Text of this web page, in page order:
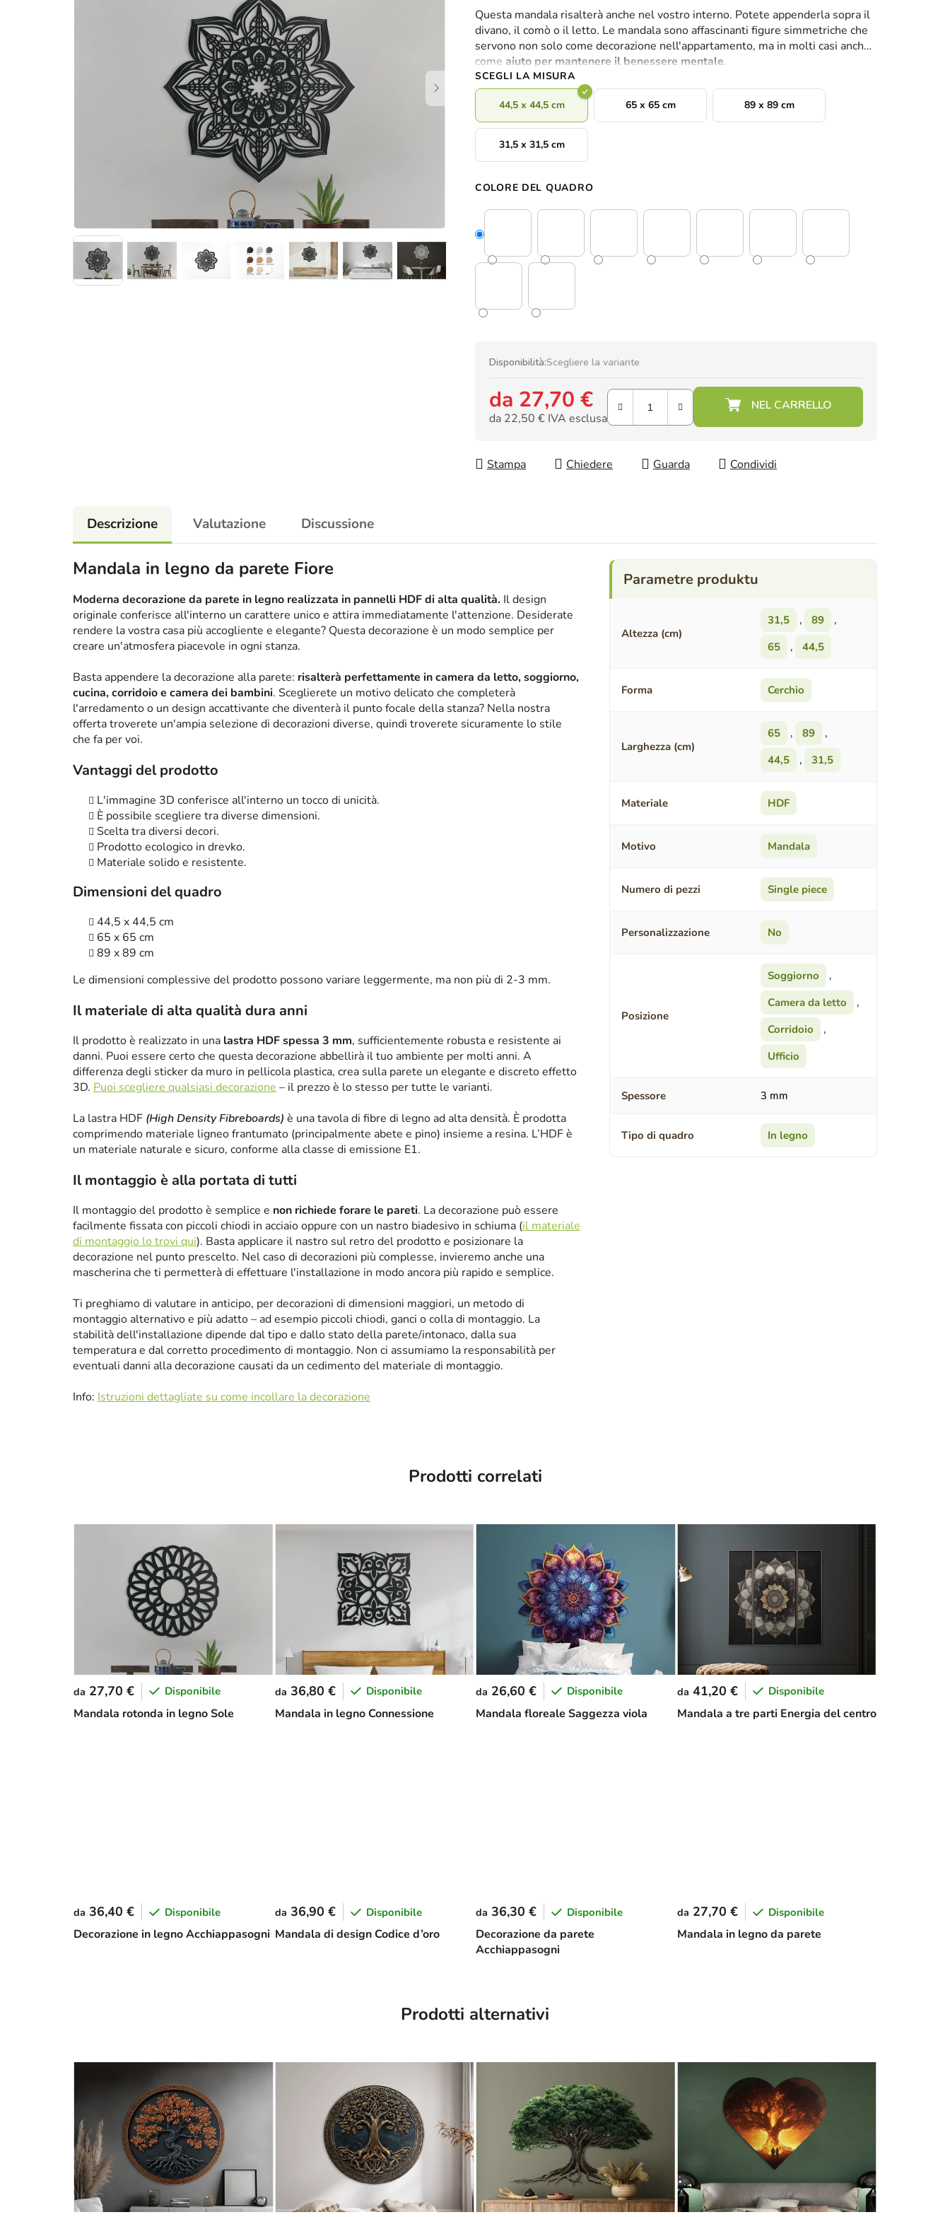
media
del
prodotto
è
0,0
su
stelle.
Questa mandala risalterà anche nel vostro interno. Potete appenderla sopra il
divano, il comò o il letto. Le mandala sono affascinanti figure simmetriche che
servono non solo come decorazione nell'appartamento, ma in molti casi anche
come aiuto per mantenere il benessere mentale.
SCEGLI LA MISURA
44,5 x 44,5 cm 65 x 65 cm 89 x 89 cm
31,5 x 31,5 cm
COLORE DEL QUADRO
Disponibilità:Scegliere la variante
da 27,70 €
da 22,50 € IVA esclusa
Stampa
Chiedere Guarda Condividi
Descrizione Valutazione Discussione
Mandala in legno da parete Fiore
Moderna decorazione da parete in legno realizzata in pannelli HDF di alta qualità. Il design
originale conferisce all'interno un carattere unico e attira immediatamente l'attenzione. Desiderate
rendere la vostra casa più accogliente e elegante? Questa decorazione è un modo semplice per
creare un'atmosfera piacevole in ogni stanza.
Basta appendere la decorazione alla parete: risalterà perfettamente in camera da letto, soggiorno,
cucina, corridoio e camera dei bambini. Sceglierete un motivo delicato che completerà
l'arredamento o un design accattivante che diventerà il punto focale della stanza? Nella nostra
offerta troverete un'ampia selezione di decorazioni diverse, quindi troverete sicuramente lo stile
che fa per voi.
Vantaggi del prodotto
L'immagine 3D conferisce all'interno un tocco di unicità.
È possibile scegliere tra diverse dimensioni.
Scelta tra diversi decori.
Prodotto ecologico in drevko.
Materiale solido e resistente.
Dimensioni del quadro
44,5 x 44,5 cm
65 x 65 cm
89 x 89 cm
Le dimensioni complessive del prodotto possono variare leggermente, ma non più di 2-3 mm.
Il materiale di alta qualità dura anni
Il prodotto è realizzato in una lastra HDF spessa 3 mm, sufficientemente robusta e resistente ai
danni. Puoi essere certo che questa decorazione abbellirà il tuo ambiente per molti anni. A
differenza degli sticker da muro in pellicola plastica, crea sulla parete un elegante e discreto effetto
3D. Puoi scegliere qualsiasi decorazione – il prezzo è lo stesso per tutte le varianti.
La lastra HDF (High Density Fibreboards) è una tavola di fibre di legno ad alta densità. È prodotta
comprimendo materiale ligneo frantumato (principalmente abete e pino) insieme a resina. L’HDF è
un materiale naturale e sicuro, conforme alla classe di emissione E1.
Il montaggio è alla portata di tutti
Il montaggio del prodotto è semplice e non richiede forare le pareti. La decorazione può essere
facilmente fissata con piccoli chiodi in acciaio oppure con un nastro biadesivo in schiuma (il materiale
di montaggio lo trovi qui). Basta applicare il nastro sul retro del prodotto e posizionare la
decorazione nel punto prescelto. Nel caso di decorazioni più complesse, invieremo anche una
mascherina che ti permetterà di effettuare l'installazione in modo ancora più rapido e semplice.
Ti preghiamo di valutare in anticipo, per decorazioni di dimensioni maggiori, un metodo di
montaggio alternativo e più adatto – ad esempio piccoli chiodi, ganci o colla di montaggio. La
stabilità dell'installazione dipende dal tipo e dallo stato della parete/intonaco, dalla sua
temperatura e dal corretto procedimento di montaggio. Non ci assumiamo la responsabilità per
eventuali danni alla decorazione causati da un cedimento del materiale di montaggio.
Info: Istruzioni dettagliate su come incollare la decorazione
Altezza (cm)
31,5 , 89
,
65
, 44,5
Forma Cerchio
Larghezza (cm)
65 , 89
,
44,5
, 31,5
Materiale HDF
Motivo Mandala
Numero di pezzi Single piece
Personalizzazione No
Posizione
Soggiorno
,
Camera da letto
,
Corridoio
,
Ufficio
Spessore 3 mm
Tipo di quadro In legno
Prodotti correlati
Mandala rotonda in legno Sole
da 27,70 € Disponibile
Mandala in legno Connessione
da 36,80 € Disponibile
Mandala floreale Saggezza viola
da 26,60 € Disponibile
Mandala a tre parti Energia del centro
da 41,20 € Disponibile
Decorazione in legno Acchiappasogni
da 36,40 € Disponibile
Mandala di design Codice d’oro
da 36,90 € Disponibile
Decorazione da parete
Acchiappasogni
da 36,30 € Disponibile
Mandala in legno da parete
da 27,70 € Disponibile
Prodotti alternativi